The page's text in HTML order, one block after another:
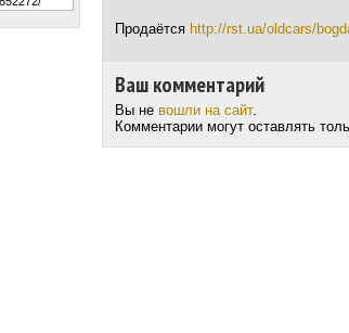
Продаётся http://rst.ua/oldcars/
Ваш комментарий
Вы не вошли на сайт.
Комментарии могут оставлять